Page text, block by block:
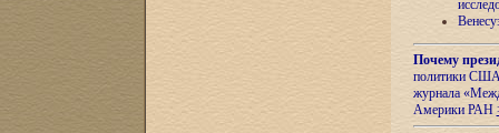
Почему
политики США
журнала
Америки РАН